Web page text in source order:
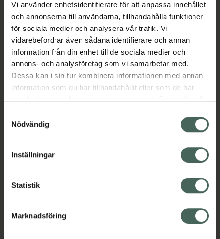
Vi använder enhetsidentifierare för att anpassa innehållet
och annonserna till användarna, tillhandahålla funktioner
för sociala medier och analysera vår trafik. Vi
vidarebefordrar även sådana identifierare och annan
information från din enhet till de sociala medier och
annons- och analysföretag som vi samarbetar med.
Dessa kan i sin tur kombinera informationen med annan
information som du har tillhandahållit eller som de har
återkalla ditt samtycke via webbplatsens
cookieinställningar. Ett återkallat samtycke påverkar inte
lagligheten av behandling som skett innan återkallelsen.
Nödvändig
Inställningar
Statistik
Marknadsföring
Beskrivning
Läs alltid bipacksedeln innan
användning.
EAN:05014602845070
Kronans Apotek finns här för dig. Du hittar oss från Skåne i
datorn. Oavsett vem du är så är det vårt uppdrag att
hjälpa just dig att må lite bättre. Välkommen att prata